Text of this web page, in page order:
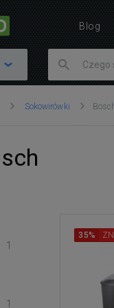
Sokowirówki
35%
1
1
Blog